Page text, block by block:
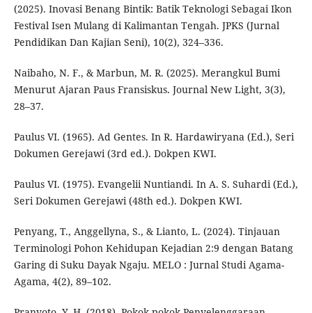
(2025). Inovasi Benang Bintik: Batik Teknologi Sebagai Ikon
Festival Isen Mulang di Kalimantan Tengah. JPKS (Jurnal
Pendidikan Dan Kajian Seni), 10(2), 324–336.
Naibaho, N. F., & Marbun, M. R. (2025). Merangkul Bumi
Menurut Ajaran Paus Fransiskus. Journal New Light, 3(3),
28–37.
Paulus VI. (1965). Ad Gentes. In R. Hardawiryana (Ed.), Seri
Dokumen Gerejawi (3rd ed.). Dokpen KWI.
Paulus VI. (1975). Evangelii Nuntiandi. In A. S. Suhardi (Ed.),
Seri Dokumen Gerejawi (48th ed.). Dokpen KWI.
Penyang, T., Anggellyna, S., & Lianto, L. (2024). Tinjauan
Terminologi Pohon Kehidupan Kejadian 2:9 dengan Batang
Garing di Suku Dayak Ngaju. MELO : Jurnal Studi Agama-
Agama, 4(2), 89–102.